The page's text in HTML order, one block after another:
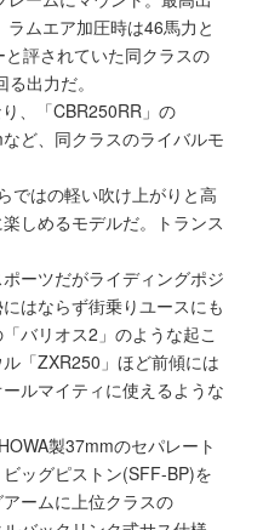
ムエア加圧時は46馬力と
評されていた同クラスの
出力だ。
、「CBR250RR」の
ど、同クラスのライバルモ
ではの軽い吹け上がりと高
しめるモデルだ。トランス
ーツだがライディングポジ
はならず街乗りユースにも
バリオス2」のような起こ
「ZXR250」ほど前傾には
ルマイティに使えるような
製37mmのセパレート
ッグピストン(SFF-BP)を
ームに上位クラスの